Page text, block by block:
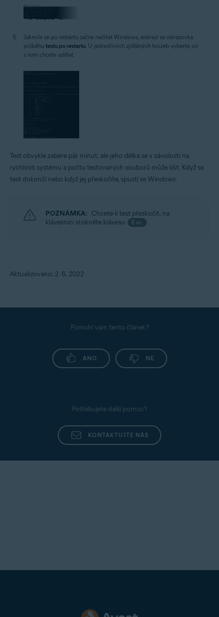
Jakmile se po restartu začne načítat Windows, zobrazí se obrazovka
průběhu testu po restartu. U jednotlivých zjištěných hrozeb vyberte, co
s nimi chcete udělat.
Test obvykle zabere pár minut, ale jeho délka se v závislosti na
rychlosti systému a počtu testovaných souborů může lišit. Když se
test dokončí nebo když jej přeskočíte, spustí se Windows.
POZNÁMKA: Chcete-li test přeskočit, na
klávesnici stiskněte klávesu
Esc .
Aktualizováno: 2. 6. 2022
Pomohl vám tento článek?
ANO NE
Potřebujete další pomoc?
KONTAKTUJTE NÁS